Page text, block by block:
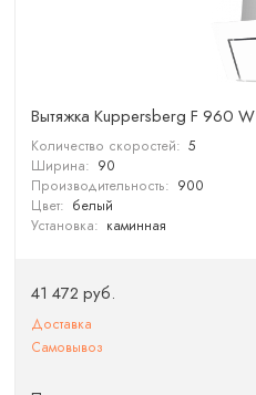
Вытяжка Kuppersberg F 960 W
Количество скоростей: 5
Ширина: 90
Производительность: 900
Цвет: белый
Установка: каминная
41 472 руб.
Доставка
Самовывоз